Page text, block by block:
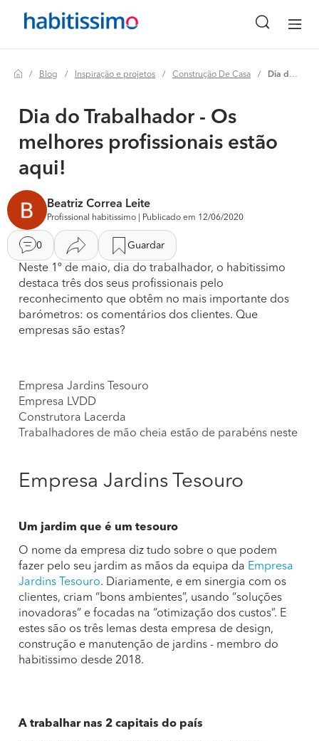
Blog Inspiração e projetos Construção De Casa Dia do trabalhador - os melhores profissionais estão aqui!
Dia do Trabalhador - Os
melhores profissionais estão
aqui!
Beatriz Correa Leite
Profissional habitissimo | Publicado em 12/06/2020
0 Guardar
Neste 1º de maio, dia do trabalhador, o habitissimo
destaca três dos seus profissionais pelo
reconhecimento que obtêm no mais importante dos
barómetros: os comentários dos clientes. Que
empresas são estas?
Empresa Jardins Tesouro
Empresa LVDD
Construtora Lacerda
Trabalhadores de mão cheia estão de parabéns neste
Empresa Jardins Tesouro
Um jardim que é um tesouro
O nome da empresa diz tudo sobre o que podem
fazer pelo seu jardim as mãos da equipa da Empresa
Jardins Tesouro. Diariamente, e em sinergia com os
clientes, criam “bons ambientes”, usando “soluções
inovadoras” e focadas na “otimização dos custos”. E
estes são os três lemas desta empresa de design,
construção e manutenção de jardins - membro do
habitissimo desde 2018.
A trabalhar nas 2 capitais do país